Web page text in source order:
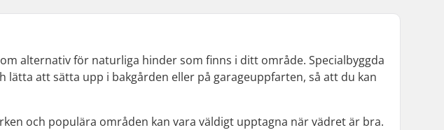
alternativ för naturliga hinder som finns i ditt område. Specialbyggda
att sätta upp i bakgården eller på garageuppfarten, så att du kan
och populära områden kan vara väldigt upptagna när vädret är bra.